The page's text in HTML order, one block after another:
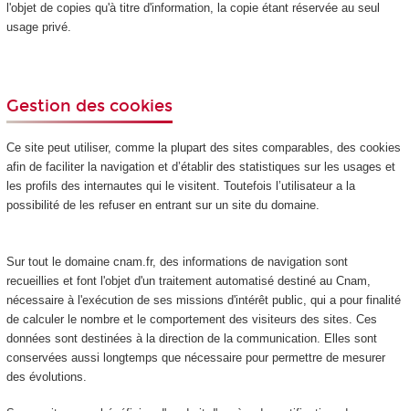
l'objet de copies qu'à titre d'information, la copie étant réservée au seul
usage privé.
Gestion des cookies
Ce site peut utiliser, comme la plupart des sites comparables, des cookies
afin de faciliter la navigation et d’établir des statistiques sur les usages et
les profils des internautes qui le visitent. Toutefois l’utilisateur a la
possibilité de les refuser en entrant sur un site du domaine.
Sur tout le domaine cnam.fr, des informations de navigation sont
recueillies et font l'objet d'un traitement automatisé destiné au Cnam,
nécessaire à l'exécution de ses missions d'intérêt public, qui a pour finalité
de calculer le nombre et le comportement des visiteurs des sites. Ces
données sont destinées à la direction de la communication. Elles sont
conservées aussi longtemps que nécessaire pour permettre de mesurer
des évolutions.